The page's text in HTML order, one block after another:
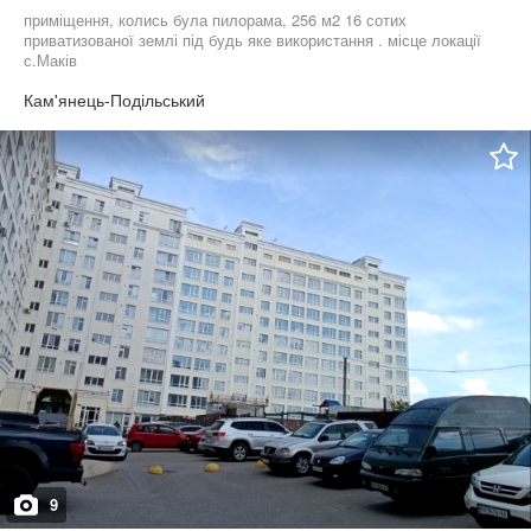
приміщення, колись була пилорама, 256 м2 16 сотих
приватизованої землі під будь яке використання . місце локації
с.Маків
Кам'янець-Подільський
9